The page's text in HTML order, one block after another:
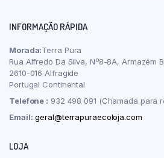
INFORMAÇÃO RÁPIDA
Morada:Terra Pura
Rua Alfredo Da Silva, Nº8-8A, Armazém
2610-016 Alfragide
Portugal Continental
Telefone : 932 498 091 (Chamada para
Email: geral@terrapuraecoloja.com
LOJA